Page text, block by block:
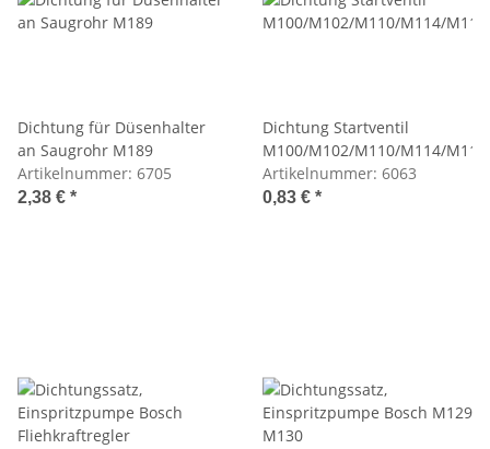
Dichtung für Düsenhalter
an Saugrohr M189
Artikelnummer: 6705
2,38 € *
Dichtung Startventil
M100/M102/M110/M114/
Artikelnummer: 6063
0,83 € *